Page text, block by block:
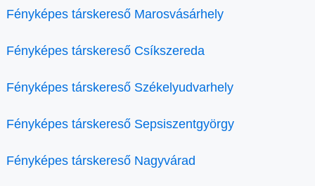
Fényképes társkereső Marosvásárhely
Fényképes társkereső Csíkszereda
Fényképes társkereső Székelyudvarhely
Fényképes társkereső Sepsiszentgyörgy
Fényképes társkereső Nagyvárad